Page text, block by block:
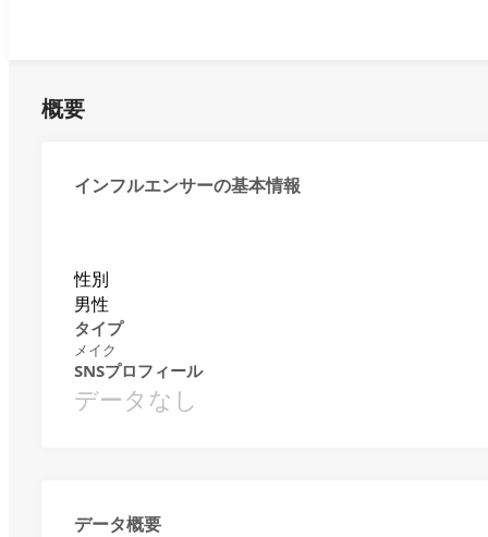
概要
インフルエンサーの基本情報
性別
男性
タイプ
メイク
SNSプロフィール
データなし
データ概要